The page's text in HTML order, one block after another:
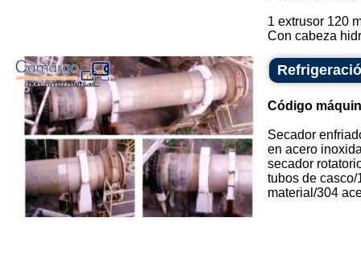
1 extrusor 120
Con cabeza
Código
Secador
en acero
secador
tubos de casco/
material/304